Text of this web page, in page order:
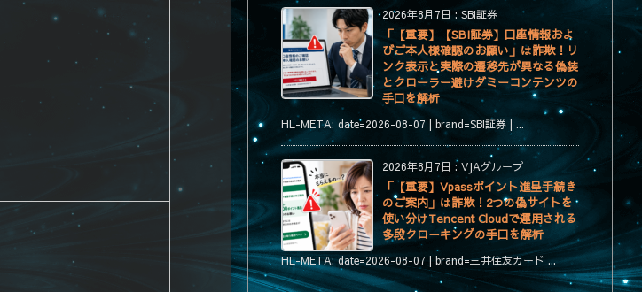
2026年8月7日 : SBI証券
「【重要】【SBI証券】口座情報およ
びご本人様確認のお願い」は詐欺！リ
ンク表示と実際の遷移先が異なる偽装
とクローラー避けダミーコンテンツの
手口を解析
HL-META: date=2026-08-07 | brand=SBI証券 | ...
2026年8月7日 :VJAグループ
「【重要】Vpassポイント進呈手続き
のご案内」は詐欺！2つの偽サイトを
使い分けTencent Cloudで運用される
多段クローキングの手口を解析
HL-META: date=2026-08-07 | brand=三井住友カード ...